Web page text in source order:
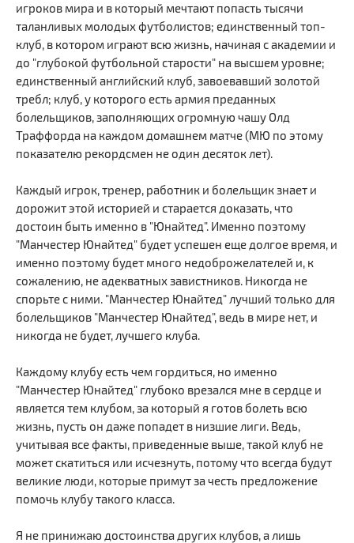
игроков мира и в который мечтают попасть тысячи
таланливых молодых футболистов; единственный топ-
клуб, в котором играют всю жизнь, начиная с академии и
до "глубокой футбольной старости" на высшем уровне;
единственный английский клуб, завоевавший золотой
требл; клуб, у которого есть армия преданных
болельщиков, заполняющих огромную чашу Олд
Траффорда на каждом домашнем матче (МЮ по этому
показателю рекордсмен не один десяток лет).
Каждый игрок, тренер, работник и болельщик знает и
дорожит этой историей и старается доказать, что
достоин быть именно в "Юнайтед". Именно поэтому
"Манчестер Юнайтед" будет успешен еще долгое время, и
именно поэтому будет много недоброжелателей и, к
сожалению, не адекватных завистников. Никогда не
спорьте с ними. "Манчестер Юнайтед" лучший только для
болельщиков "Манчестер Юнайтед", ведь в мире нет, и
никогда не будет, лучшего клуба.
Каждому клубу есть чем гордиться, но именно
"Манчестер Юнайтед" глубоко врезался мне в сердце и
является тем клубом, за который я готов болеть всю
жизнь, пусть он даже попадет в низшие лиги. Ведь,
учитывая все факты, приведенные выше, такой клуб не
может скатиться или исчезнуть, потому что всегда будут
великие люди, которые примут за честь предложение
помочь клубу такого класса.
Я не принижаю достоинства других клубов, а лишь